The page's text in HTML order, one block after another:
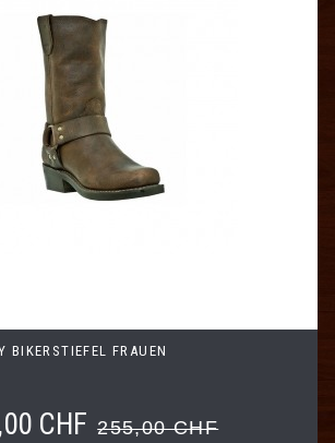
BIKERSTIEFEL FRAUEN
CHF 255,00 CHF